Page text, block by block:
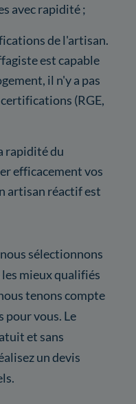
avec rapidité ;
de l'artisan.
est capable
il n'y a pas
(RGE,
rapidité du
efficacement vos
artisan réactif est
sélectionnons
mieux qualifiés
tenons compte
vous. Le
et sans
un devis